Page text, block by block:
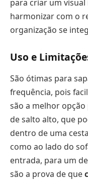
para criar um
harmonizar com o
organização se
Uso e
São ótimas para
frequência, pois
são a melhor
de salto alto, que
dentro de uma
como ao lado do
entrada, para um
são a prova de que